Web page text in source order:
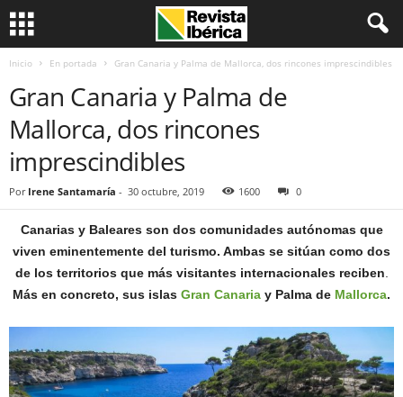
Inicio En portada Gran Canaria y Palma de Mallorca, dos rincones imprescindibles
Gran Canaria y Palma de
Mallorca, dos rincones
imprescindibles
Por Irene Santamaría - 30 octubre, 2019 1600 0
Canarias y Baleares son dos comunidades autónomas que
viven eminentemente del turismo. Ambas se sitúan como dos
de los territorios que más visitantes internacionales reciben
Más en concreto, sus islas Gran Canaria y Palma de Mallorca.